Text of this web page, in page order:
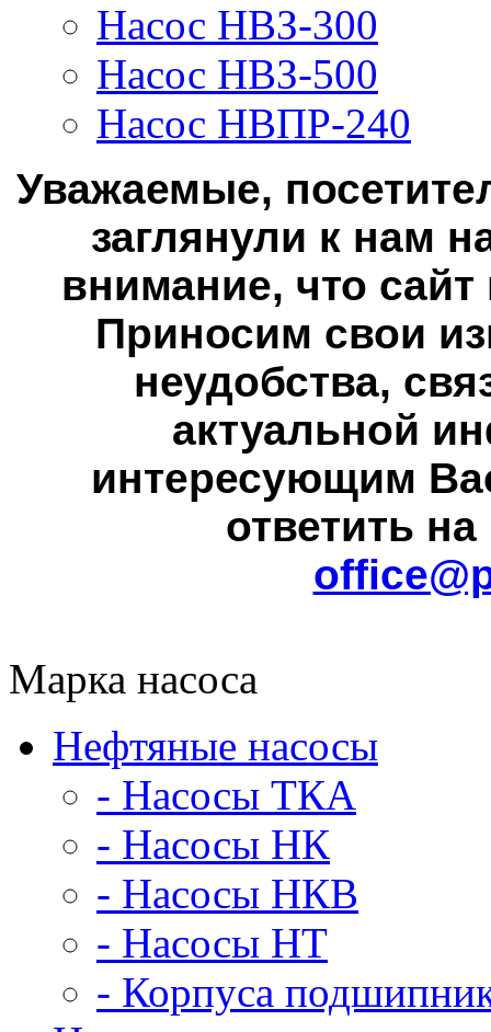
Насос НВЗ-300
Насос НВЗ-500
Насос НВПР-240
Уважаемые,
заглянули к нам
внимание, что сайт
Приносим свои
неудобства,
актуальной
интересующим
ответить
Марка насоса
Нефтяные насосы
- Насосы ТКА
- Насосы НК
- Насосы НКВ
- Насосы НТ
- Корпуса